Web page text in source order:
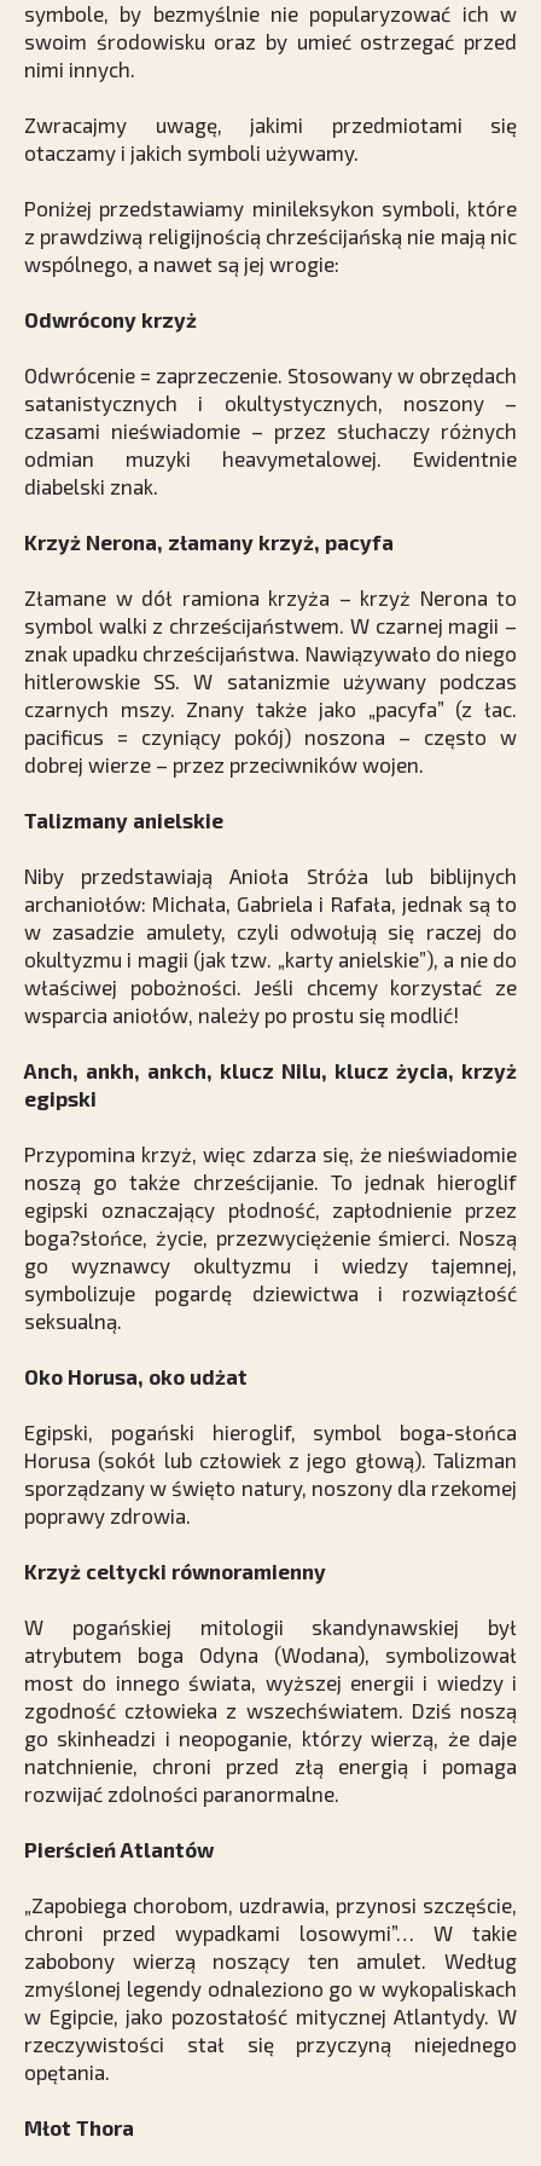
symbole, by bezmyślnie nie popularyzować ich w
swoim środowisku oraz by umieć ostrzegać przed
nimi innych.
Zwracajmy uwagę, jakimi przedmiotami się
otaczamy i jakich symboli używamy.
Poniżej przedstawiamy mini­leksykon symboli, które
z prawdziwą religijnością chrześcijańską nie mają nic
wspólnego, a nawet są jej wrogie:
Odwrócony krzyż
Odwrócenie = zaprzeczenie. Stosowany w obrzędach
satanistycznych i okultystycznych, noszony –
czasami nieświadomie – przez słuchaczy różnych
odmian muzyki ­heavymetalowej. Ewidentnie
diabelski znak.
Krzyż Nerona, złamany krzyż, pacyfa
Złamane w dół ramiona krzyża – krzyż Nerona to
symbol walki z chrześcijaństwem. W czarnej magii –
znak upadku chrześcijaństwa. Nawiązywało do niego
hitlerowskie SS. W satanizmie używany podczas
czarnych mszy. Znany także jako „pacyfa” (z łac.
pacificus = czyniący pokój) noszona – często w
dobrej wierze – przez przeciwników wojen.
Talizmany anielskie
Niby przedstawiają Anioła Stróża lub biblijnych
archaniołów: Michała, Gabriela i Rafała, jednak są to
w zasadzie amulety, czyli odwołują się raczej do
okultyzmu i magii (jak tzw. „karty anielskie”), a nie do
właściwej pobożności. Jeśli chcemy korzystać ze
wsparcia aniołów, należy po prostu się modlić!
Anch, ankh, ankch, klucz Nilu, klucz życia, krzyż
egipski
Przypomina krzyż, więc zdarza się, że nieświadomie
noszą go także chrześcijanie. To jednak hieroglif
egipski oznaczający płodność, zapłodnienie przez
boga?słońce, życie, przezwyciężenie śmierci. Noszą
go wyznawcy okultyzmu i wiedzy tajemnej,
symbolizuje pogardę dziewictwa i rozwiązłość
seksualną.
Oko Horusa, oko udżat
Egipski, pogański hieroglif, symbol boga-słońca
Horusa (sokół lub człowiek z jego głową). Talizman
sporządzany w święto natury, noszony dla rzekomej
poprawy zdrowia.
Krzyż celtycki równoramienny
W pogańskiej mitologii skandynawskiej był
atrybutem boga Odyna (Wodana), symbolizował
most do innego świata, wyższej energii i wiedzy i
zgodność człowieka z wszechświatem. Dziś noszą
go skin­headzi i neopoganie, którzy wierzą, że daje
natchnienie, chroni przed złą energią i pomaga
rozwijać zdolności paranormalne.
Pierścień Atlantów
„Zapobiega chorobom, uzdrawia, przynosi szczęście,
chroni przed wypadkami losowymi”… W takie
zabobony wierzą noszący ten amulet. Według
zmyślonej legendy odnaleziono go w wykopaliskach
w Egipcie, jako pozostałość mitycznej Atlantydy. W
rzeczywistości stał się przyczyną niejednego
opętania.
Młot Thora